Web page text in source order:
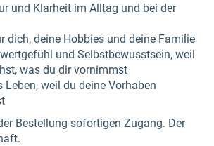
und Klarheit im Alltag und bei der
dich, deine Hobbies und deine Familie
und Selbstbewusstsein, weil
was du dir vornimmst
Leben, weil du deine Vorhaben
Bestellung sofortigen Zugang. Der